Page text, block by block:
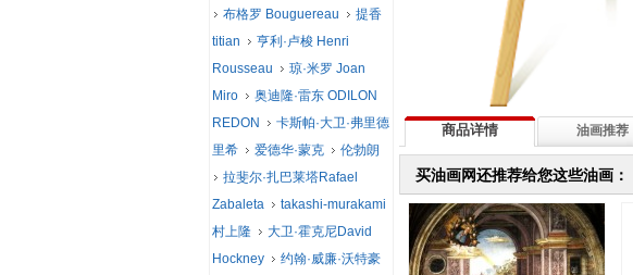
商品详情 油画推荐
买油画网还推荐给您这些油画：
布格罗 Bouguereau
提香
titian
亨利·卢梭 Henri
Rousseau
琼·米罗 Joan
Miro
奥迪隆·雷东 ODILON
REDON
卡斯帕·大卫·弗里德
里希
爱德华·蒙克
伦勃朗
拉斐尔·扎巴莱塔Rafael
Zabaleta
takashi-murakami
村上隆
大卫·霍克尼David
Hockney
约翰·威廉·沃特豪